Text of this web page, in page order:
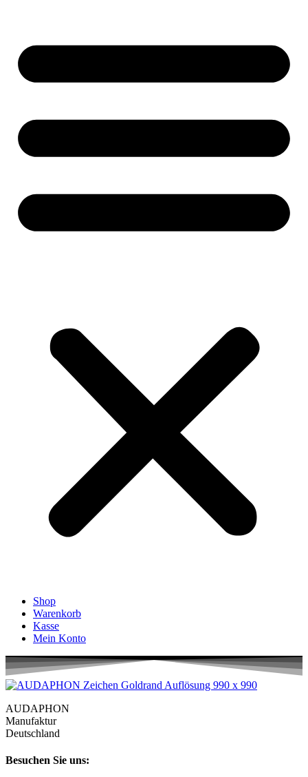
Shop
Warenkorb
Kasse
Mein Konto
AUDAPHON
Manufaktur
Deutschland
Besuchen Sie uns: